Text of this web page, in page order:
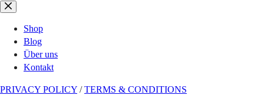
Zum
springenShop
Blog
Über uns
Kontakt
PRIVACY POLICY /TERMS & CONDITIONS